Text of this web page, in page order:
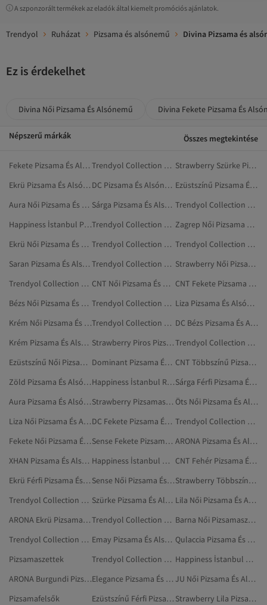
A szponzorált termékek az eladók által kiemelt promóciós ajánlatok.
Trendyol Ruházat Pizsama és alsónemű Divina Pizsama és
Ez is érdekelhet
Divina Női Pizsama És Alsónemű Divina Fekete Pizsama És
Népszerű márkák Összes megtekintése
Fekete Pizsama És Alsónemű Trendyol Collection Sárga Pizsama És Alsónemű
Strawberry Szürke Pizsamaszettek
Ekrü Pizsama És Alsónemű
DC Pizsama És Alsónemű
Ezüstszínű Pizsama És Alsónemű
Aura Női Pizsama És Alsónemű
Sárga Pizsama És Alsónemű
Trendyol Collection Ekrü Pizsama És Alsónemű
Happiness İstanbul Pizsama És Alsónemű
Trendyol Collection Többszínű Pizsama És Alsónemű
Zagrep Női Pizsama És Alsónemű
Ekrü Női Pizsama És Alsónemű
Trendyol Collection Burgundi Pizsama És Alsónemű
Trendyol Collection Bézs Pizsama És Alsónemű
Saran Pizsama És Alsónemű
Trendyol Collection Piros Pizsama És Alsónemű
Strawberry Női Pizsamaszettek
Trendyol Collection Fekete Pizsama És Alsónemű
CNT Női Pizsama És Alsónemű
CNT Fekete Pizsama És Alsónemű
Bézs Női Pizsama És Alsónemű
Trendyol Collection Narancs Pizsama És Alsónemű
Liza Pizsama És Alsónemű
Krém Női Pizsama És Alsónemű
Trendyol Collection Rózsaszín Pizsama És Alsónemű
DC Bézs Pizsama És Alsónemű
Krém Pizsama És Alsónemű
Strawberry Piros Pizsamaszettek
Trendyol Collection Fehér Pizsama És Alsónemű
Ezüstszínű Női Pizsama És Alsónemű
Dominant Pizsama És Alsónemű
CNT Többszínű Pizsama És Alsónemű
Zöld Pizsama És Alsónemű
Happiness İstanbul Rózsaszín Pizsama És Alsónemű
Sárga Férfi Pizsama És Alsónemű
Aura Pizsama És Alsónemű
Strawberry Pizsamaszettek
Öts Női Pizsama És Alsónemű
Liza Női Pizsama És Alsónemű
DC Fekete Pizsama És Alsónemű
Trendyol Collection Barna Pizsamaszettek
Fekete Női Pizsama És Alsónemű
Sense Fekete Pizsama És Alsónemű
ARONA Pizsama És Alsónemű
XHAN Pizsama És Alsónemű
Happiness İstanbul Női Pizsama És Alsónemű
CNT Fehér Pizsama És Alsónemű
Ekrü Férfi Pizsama És Alsónemű
Sense Női Pizsama És Alsónemű
Strawberry Többszínű Pizsamaszettek
Trendyol Collection Női Pizsamaszettek
Szürke Pizsama És Alsónemű
Lila Női Pizsama És Alsónemű
ARONA Ekrü Pizsama És Alsónemű
Trendyol Collection Férfi Pizsama És Alsónemű
Barna Női Pizsamaszettek
Trendyol Collection Bézs Pizsamaszettek
Emay Pizsama És Alsónemű
Qulaccia Pizsama És Alsónemű
Pizsamaszettek
Trendyol Collection Pizsamaszettek
Happiness İstanbul Narancs Pizsama És Alsónemű
ARONA Burgundi Pizsama És Alsónemű
Elegance Pizsama És Alsónemű
JU Női Pizsama És Alsónemű
Pizsamafelsők
Ezüstszínű Férfi Pizsama És Alsónemű
Strawberry Lila Pizsamaszettek